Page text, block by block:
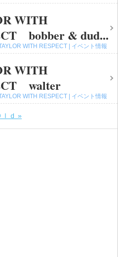
条店 長野原レクス店 高崎店
コメン
WITH
bobber & dud...
WITH RESPECT
イベント情報
コメント(0)
WITH
walter
WITH RESPECT
イベント情報
コメント(0)
ｄ »